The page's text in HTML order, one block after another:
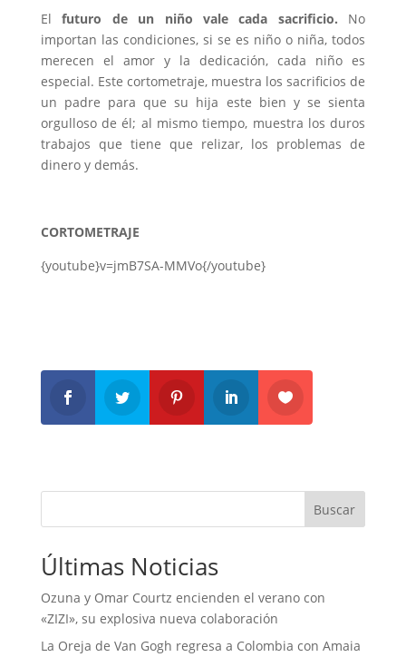
Elfuturo de un niño vale cada sacrificio. No
importan las condiciones, si se es niño o niña, todos
merecen el amor y la dedicación, cada niño es
especial. Este cortometraje, muestra los sacrificios de
un padre para que su hija este bien y se sienta
orgulloso de él; al mismo tiempo, muestra los duros
trabajos que tiene que relizar, los problemas de
dinero y demás.
CORTOMETRAJE
{youtube}v=jmB7SA-MMVo{/youtube}
Buscar
Últimas Noticias
Ozuna y Omar Courtz encienden el verano con
«ZIZI», su explosiva nueva colaboración
La Oreja de Van Gogh regresa a Colombia con Amaia